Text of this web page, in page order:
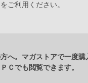
ご利用ください。
へ。マガストアで一度
Ｃでも閲覧できます。